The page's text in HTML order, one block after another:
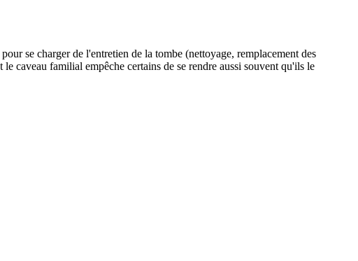
se charger de l'entretien de la tombe (nettoyage, remplacement des
caveau familial empêche certains de se rendre aussi souvent qu'ils le